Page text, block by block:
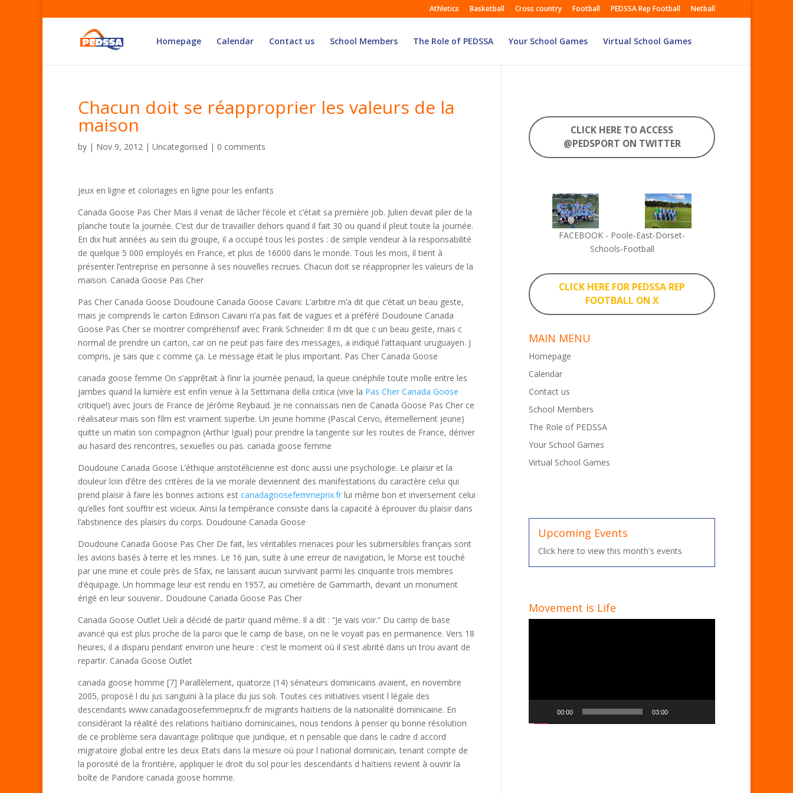
Athletics Basketball Cross country Football PEDSSA Rep Football Netball
Homepage Calendar Contact us School Members The Role of PEDSSA Your School Games Virtual School Games
Chacun doit se réapproprier les valeurs de la
maison
by | Nov 9, 2012 | Uncategorised | 0 comments
jeux en ligne et coloriages en ligne pour les enfants
Canada Goose Pas Cher Mais il venait de lâcher l’école et c’était sa première job. Julien devait piler de la
planche toute la journée. C’est dur de travailler dehors quand il fait 30 ou quand il pleut toute la journée.
En dix huit années au sein du groupe, il a occupé tous les postes : de simple vendeur à la responsabilité
de quelque 5 000 employés en France, et plus de 16000 dans le monde. Tous les mois, il tient à
présenter l’entreprise en personne à ses nouvelles recrues. Chacun doit se réapproprier les valeurs de la
maison. Canada Goose Pas Cher
Pas Cher Canada Goose Doudoune Canada Goose Cavani: L’arbitre m’a dit que c’était un beau geste,
mais je comprends le carton Edinson Cavani n’a pas fait de vagues et a préféré Doudoune Canada
Goose Pas Cher se montrer compréhensif avec Frank Schneider: Il m dit que c un beau geste, mais c
normal de prendre un carton, car on ne peut pas faire des messages, a indiqué l’attaquant uruguayen. J
compris, je sais que c comme ça. Le message était le plus important. Pas Cher Canada Goose
canada goose femme On s’apprêtait à finir la journée penaud, la queue cinéphile toute molle entre les
jambes quand la lumière est enfin venue à la Settimana della critica (vive la Pas Cher Canada Goose
critique!) avec Jours de France de Jérôme Reybaud. Je ne connaissais rien de Canada Goose Pas Cher ce
réalisateur mais son film est vraiment superbe. Un jeune homme (Pascal Cervo, éternellement jeune)
quitte un matin son compagnon (Arthur Igual) pour prendre la tangente sur les routes de France, dériver
au hasard des rencontres, sexuelles ou pas. canada goose femme
Doudoune Canada Goose L’éthique aristotélicienne est donc aussi une psychologie. Le plaisir et la
douleur loin d’être des critères de la vie morale deviennent des manifestations du caractère celui qui
prend plaisir à faire les bonnes actions est canadagoosefemmeprix.fr lui même bon et inversement celui
qu’elles font souffrir est vicieux. Ainsi la tempérance consiste dans la capacité à éprouver du plaisir dans
l’abstinence des plaisirs du corps. Doudoune Canada Goose
Doudoune Canada Goose Pas Cher De fait, les véritables menaces pour les submersibles français sont
les avions basés à terre et les mines. Le 16 juin, suite à une erreur de navigation, le Morse est touché
par une mine et coule près de Sfax, ne laissant aucun survivant parmi les cinquante trois membres
d’équipage. Un hommage leur est rendu en 1957, au cimetière de Gammarth, devant un monument
érigé en leur souvenir.. Doudoune Canada Goose Pas Cher
Canada Goose Outlet Ueli a décidé de partir quand même. Il a dit : “Je vais voir.” Du camp de base
avancé qui est plus proche de la paroi que le camp de base, on ne le voyait pas en permanence. Vers 18
heures, il a disparu pendant environ une heure : c’est le moment où il s’est abrité dans un trou avant de
repartir. Canada Goose Outlet
canada goose homme [7] Parallèlement, quatorze (14) sénateurs dominicains avaient, en novembre
2005, proposé l du jus sanguini à la place du jus soli. Toutes ces initiatives visent l légale des
descendants www.canadagoosefemmeprix.fr de migrants haïtiens de la nationalité dominicaine. En
considérant la réalité des relations haïtiano dominicaines, nous tendons à penser qu bonne résolution
de ce problème sera davantage politique que juridique, et n pensable que dans le cadre d accord
migratoire global entre les deux Etats dans la mesure où pour l national dominicain, tenant compte de
la porosité de la frontière, appliquer le droit du sol pour les descendants d haïtiens revient à ouvrir la
boîte de Pandore canada goose homme.
CLICK HERE TO ACCESS
@PEDSPORT ON TWITTER
FACEBOOK - Poole-East-Dorset-
Schools-Football
CLICK HERE FOR PEDSSA REP
FOOTBALL ON X
MAIN MENU
Homepage
Calendar
Contact us
School Members
The Role of PEDSSA
Your School Games
Virtual School Games
Upcoming Events
Click here to view this month's events
Movement is Life
00:00 03:00